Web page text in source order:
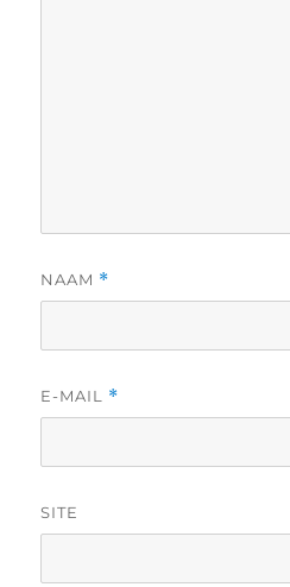
NAAM *
E-MAIL *
SITE